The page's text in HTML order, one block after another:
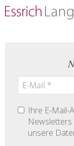
Ihre E-Mail-
Newsletters
unsere